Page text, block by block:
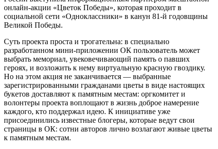
онлайн-акции «Цветок Победы», которая проходит в
социальной сети «Одноклассники» в канун 81-й годовщины
Великой Победы.
Суть проекта проста и трогательна: в специально
разработанном мини-приложении ОК пользователь может
выбрать мемориал, увековечивающий память о павших
героях, и возложить к нему виртуальную красную гвоздику.
Но на этом акция не заканчивается — выбранные
зарегистрированными гражданами цветы в виде настоящих
букетов доставляют к памятным местам: оргкомитет и
волонтеры проекта воплощают в жизнь доброе намерение
каждого, кто поддержал идею. К инициативе уже
присоединились известные блогеры, которые ведут свои
страницы в ОК: сотни авторов лично возлагают живые цветы
к памятным местам.